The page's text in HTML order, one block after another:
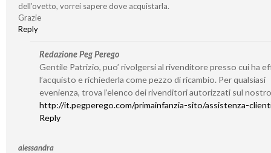
dell’ovetto, vorrei sapere dove acquistarla.
Grazie
Reply
Redazione Peg Perego
Gentile Patrizio, puo’ rivolgersi al rivenditore presso cui ha
l’acquisto e richiederla come pezzo di ricambio. Per qualsiasi
evenienza, trova l’elenco dei rivenditori autorizzati sul
http://it.pegperego.com/primainfanzia-sito/assistenza-
Reply
alessandra